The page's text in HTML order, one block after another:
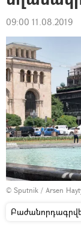
09:00 11.08.2019
© Sputnik / Arsen